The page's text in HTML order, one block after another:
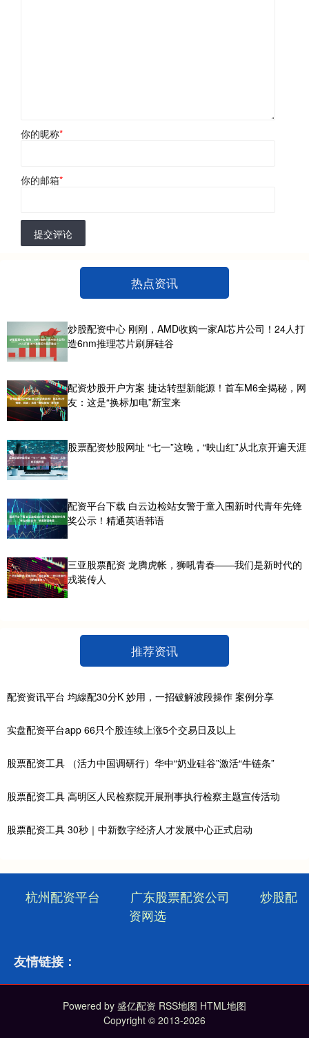
你的昵称*
你的邮箱*
提交评论
热点资讯
炒股配资中心 刚刚，AMD收购一家AI芯片公司！24人打
造6nm推理芯片刷屏硅谷
配资炒股开户方案 捷达转型新能源！首车M6全揭秘，网
友：这是“换标加电”新宝来
股票配资炒股网址 “七一”这晚，“映山红”从北京开遍天涯
配资平台下载 白云边检站女警于童入围新时代青年先锋
奖公示！精通英语韩语
三亚股票配资 龙腾虎帐，狮吼青春——我们是新时代的
戎装传人
推荐资讯
配资资讯平台 均線配30分K 妙用，一招破解波段操作 案例分享
实盘配资平台app 66只个股连续上涨5个交易日及以上
股票配资工具 （活力中国调研行）华中“奶业硅谷”激活“牛链条”
股票配资工具 高明区人民检察院开展刑事执行检察主题宣传活动
股票配资工具 30秒｜中新数字经济人才发展中心正式启动
杭州配资平台 广东股票配资公司
炒股配
资网选
友情链接：
Powered by 盛亿配资 RSS地图 HTML地图
Copyright © 2013-2026